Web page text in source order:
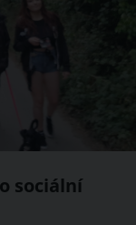
sociální